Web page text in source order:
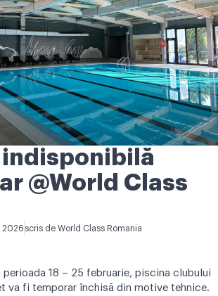
indisponibilă
@World Class
2026 scris de World Class Romania
perioada 18 – 25 februarie, piscina clubului
va fi temporar închisă din motive tehnice.